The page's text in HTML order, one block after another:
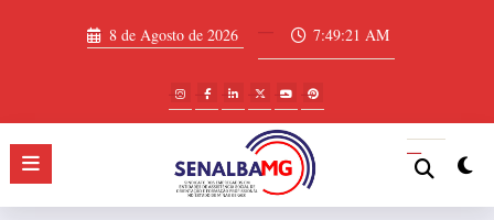
8 de Agosto de 2026 7:49:22 AM